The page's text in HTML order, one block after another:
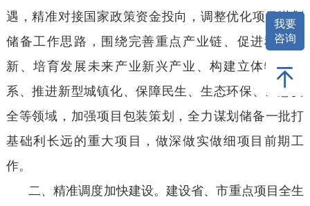
遇，精准对接国家政策资金投向，调整优化项目谋划
储备工作思路，围绕完善重点产业链、促进科技创
新、培育发展未来产业新兴产业、构建立体物流体
系、推进新型城镇化、保障民生、生态环保、应急安
全等领域，加强项目包装策划，全力谋划储备一批打
基础利长远的重大项目，做深做实做细项目前期工
作。
二、精准调度加快建设。建设省、市重点项目全生
我要
咨询